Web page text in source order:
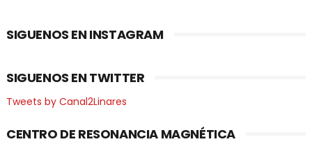
SIGUENOS EN INSTAGRAM
SIGUENOS EN TWITTER
Tweets by Canal2Linares
CENTRO DE RESONANCIA MAGNÉTICA